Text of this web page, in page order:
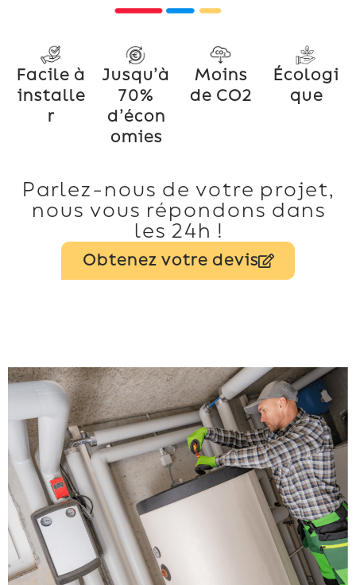
Facile à
installe
r
Jusqu’à
70%
d’écon
omies
Moins
de CO2
Écologi
que
Parlez-nous de votre projet,
nous vous répondons dans
les 24h !
Obtenez votre devis